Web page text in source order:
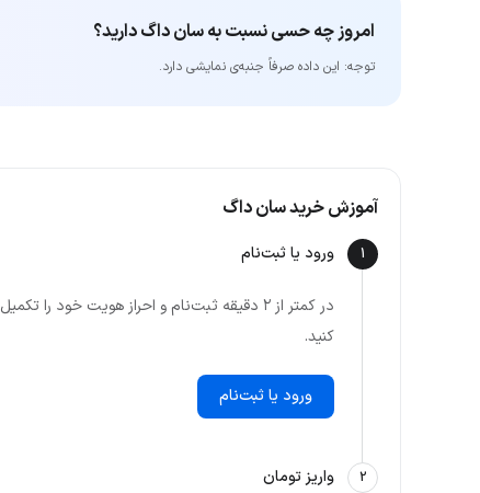
امروز چه حسی نسبت به سان داگ دارید؟
توجه: این داده‌ صرفاً جنبه‌ی نمایشی دارد.
آموزش خرید سان داگ
1 ورود یا ثبت‌نام
در کمتر از ۲ دقیقه ثبت‌نام و احراز هویت خود را تکمیل
کنید.
ورود یا ثبت‌نام
2 واریز تومان